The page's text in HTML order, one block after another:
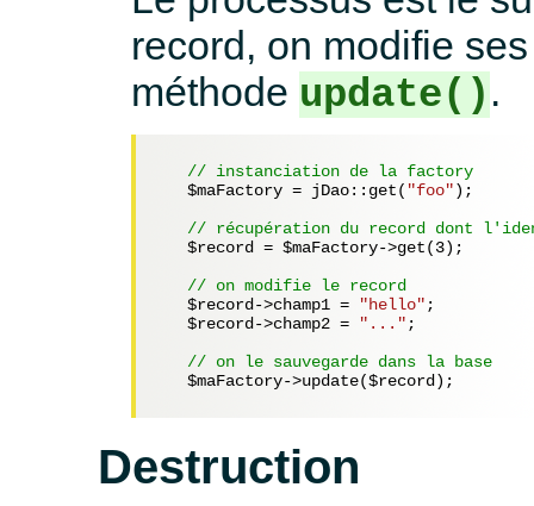
record, on modifie
méthode update() .
// instanciation de la factory
$maFactory = jDao::get( "foo");
// récupération du record dont
$record = $maFactory->get(3);
// on modifie le record
$record->champ1 = "hello";
$record->champ2 = "...";
// on le sauvegarde dans la base
$maFactory->update($record);
Destruction